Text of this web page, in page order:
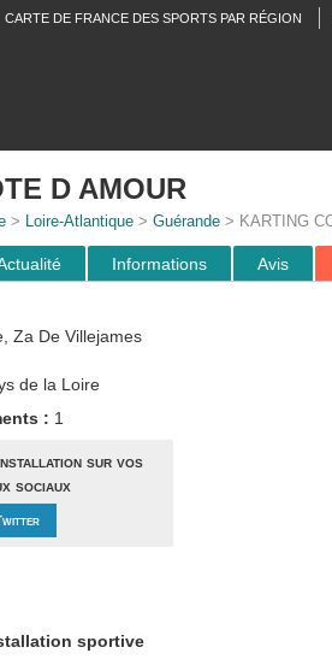
CARTE DE FRANCE DES SPORTS PAR RÉGION
D AMOUR
> Loire-Atlantique> Guérande> KARTING
Informations Avis
Za De Villejames
de la Loire
: 1
sur vos
sociaux
sportive